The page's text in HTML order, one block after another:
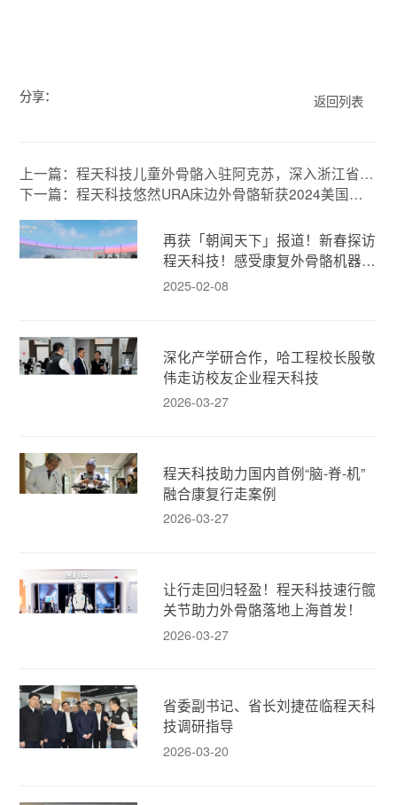
分享： 返回列表
上一篇：程天科技儿童外骨骼入驻阿克苏，深入浙江省对
口科技援疆合作
下一篇：程天科技悠然URA床边外骨骼斩获2024美国缪
再获「朝闻天下」报道！新春探访
程天科技！感受康复外骨骼机器人
的人文温度！
2025-02-08
深化产学研合作，哈工程校长殷敬
伟走访校友企业程天科技
2026-03-27
程天科技助力国内首例“脑-脊-机”
融合康复行走案例
2026-03-27
让行走回归轻盈！程天科技速行髋
关节助力外骨骼落地上海首发！
2026-03-27
省委副书记、省长刘捷莅临程天科
技调研指导
2026-03-20